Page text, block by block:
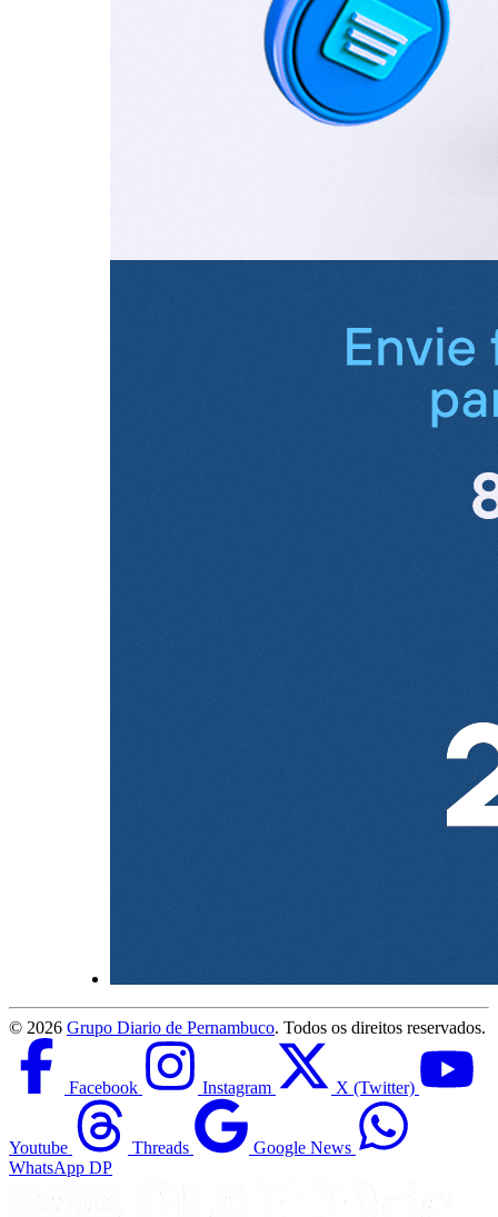
© 2026 Grupo Diario de Pernambuco. Todos os direitos reservados.
Facebook Instagram X (Twitter)
Youtube Threads
Google News
WhatsApp DP